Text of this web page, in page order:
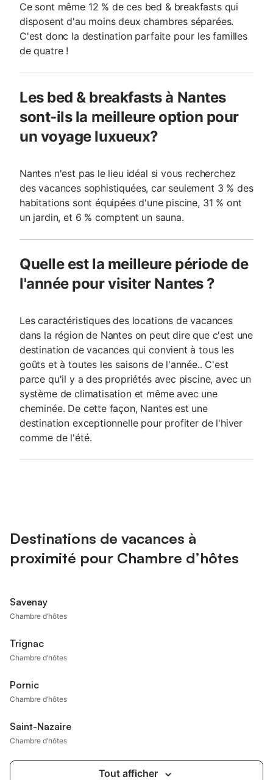
Ce sont même 12 % de ces bed & breakfasts qui
disposent d'au moins deux chambres séparées.
C'est donc la destination parfaite pour les familles
de quatre !
Les bed & breakfasts à Nantes
sont-ils la meilleure option pour
un voyage luxueux?
Nantes n'est pas le lieu idéal si vous recherchez
des vacances sophistiquées, car seulement 3 % des
habitations sont équipées d'une piscine, 31 % ont
un jardin, et 6 % comptent un sauna.
Quelle est la meilleure période de
l'année pour visiter Nantes ?
Les caractéristiques des locations de vacances
dans la région de Nantes on peut dire que c'est une
destination de vacances qui convient à tous les
goûts et à toutes les saisons de l'année.. C'est
parce qu'il y a des propriétés avec piscine, avec un
système de climatisation et même avec une
cheminée. De cette façon, Nantes est une
destination exceptionnelle pour profiter de l'hiver
comme de l'été.
Destinations de vacances à
proximité pour Chambre d’hôtes
Savenay
Chambre d’hôtes
Trignac
Chambre d’hôtes
Pornic
Chambre d’hôtes
Saint-Nazaire
Chambre d’hôtes
Tout afficher